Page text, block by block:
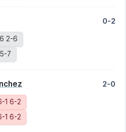
0-2
2-6
7
2-0
1 6-2
1 6-2